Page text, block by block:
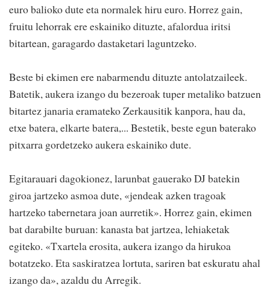
euro balioko dute eta normalek hiru euro. Horrez gain,
fruitu lehorrak ere eskainiko dituzte, afalordua iritsi
bitartean, garagardo dastaketari laguntzeko.
Beste bi ekimen ere nabarmendu dituzte antolatzaileek.
Batetik, aukera izango du bezeroak tuper metaliko batzuen
bitartez janaria eramateko Zerkausitik kanpora, hau da,
etxe batera, elkarte batera,... Bestetik, beste egun baterako
pitxarra gordetzeko aukera eskainiko dute.
Egitarauari dagokionez, larunbat gauerako DJ batekin
giroa jartzeko asmoa dute, «jendeak azken tragoak
hartzeko tabernetara joan aurretik». Horrez gain, ekimen
bat darabilte buruan: kanasta bat jartzea, lehiaketak
egiteko. «Txartela erosita, aukera izango da hirukoa
botatzeko. Eta saskiratzea lortuta, sariren bat eskuratu ahal
izango da», azaldu du Arregik.